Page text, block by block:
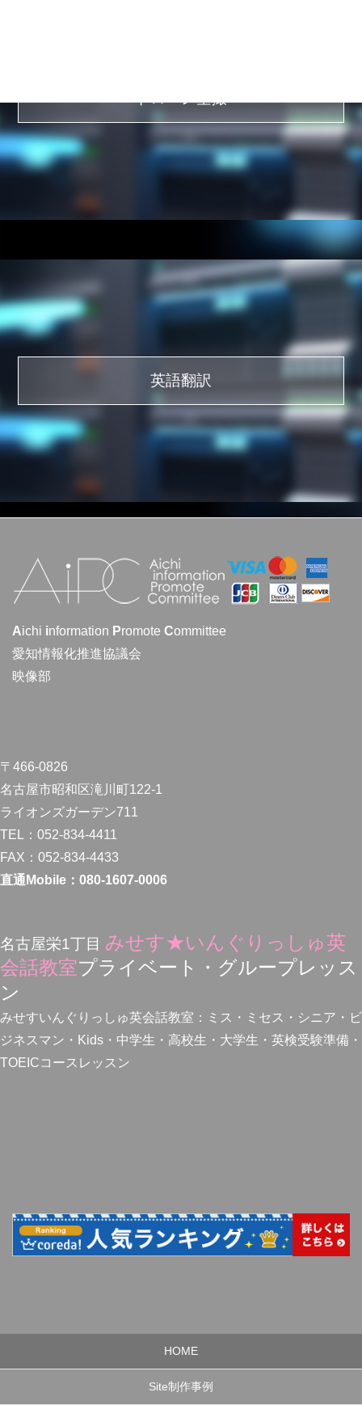
ドローン空撮
英語翻訳
Aichi information Promote Committee
愛知情報化推進協議会
映像部
〒466-0826
名古屋市昭和区滝川町122-1
ライオンズガーデン711
TEL：052-834-4411
FAX：052-834-4433
直通Mobile：080-1607-0006
名古屋栄1丁目 みせす★いんぐりっしゅ英
会話教室プライベート・グループレッス
ン
みせすいんぐりっしゅ英会話教室：ミス・ミセス・シニア・ビ
ジネスマン・Kids・中学生・高校生・大学生・英検受験準備・
TOEICコースレッスン
HOME
Site制作事例